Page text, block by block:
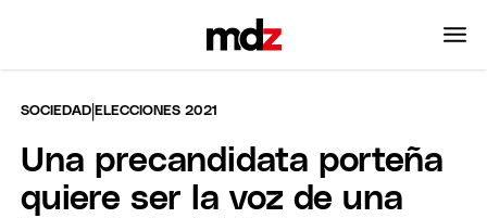
SOCIEDAD |ELECCIONES 2021
Una precandidata porteña
quiere ser la voz de una